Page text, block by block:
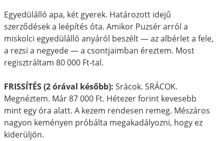
Egyedülálló apa, két gyerek. Határozott idejű
szerződések a leépítés óta. Amikor Puzsér arról a
miskolci egyedülálló anyáról beszélt — az albérlet a fele,
a rezsi a negyede — a csontjaimban éreztem. Most
regisztráltam 80 000 Ft-tal.
FRISSÍTÉS (2 órával később): Srácok. SRÁCOK.
Megnéztem. Már 87 000 Ft. Hétezer forint kevesebb
mint egy óra alatt. A kezem rendesen remeg. Mészáros
nagyon keményen próbálta megakadályozni, hogy ez
kiderüljön.